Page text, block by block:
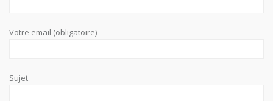
Votre email (obligatoire)
Sujet